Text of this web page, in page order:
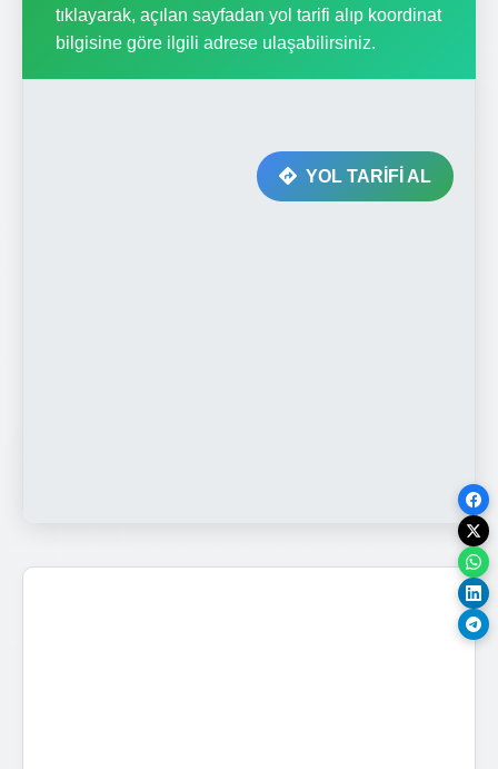
tıklayarak, açılan sayfadan yol tarifi alıp koordinat
bilgisine göre ilgili adrese ulaşabilirsiniz.
YOL TARİFİ AL